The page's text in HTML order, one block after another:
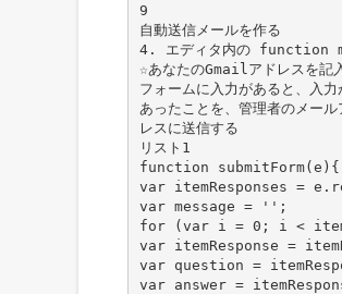
9
自動送信メールを作る
4. エディタ内の function
☆あなたのGmailアドレスを記
フォームに入力があると、入力
あったことを、管理者のメール
レスに送信する
リスト1
function submitForm(e){
var itemResponses =
var message = '';
for (var i = 0; i <
var itemResponse =
var question =
var answer =